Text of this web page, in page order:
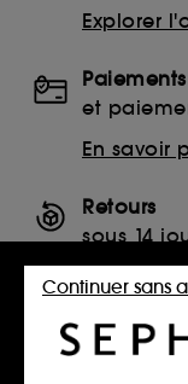
Explorer
et
En savoir
Retours
sous 14
Retourner
SERVICES, CONTACT
Continuer sans